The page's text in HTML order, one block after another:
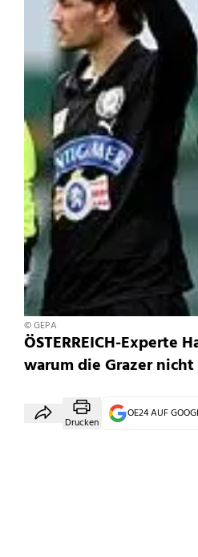
© GEPA
ÖSTERREICH-Experte
warum die Grazer
Drucken
OE24 AUF